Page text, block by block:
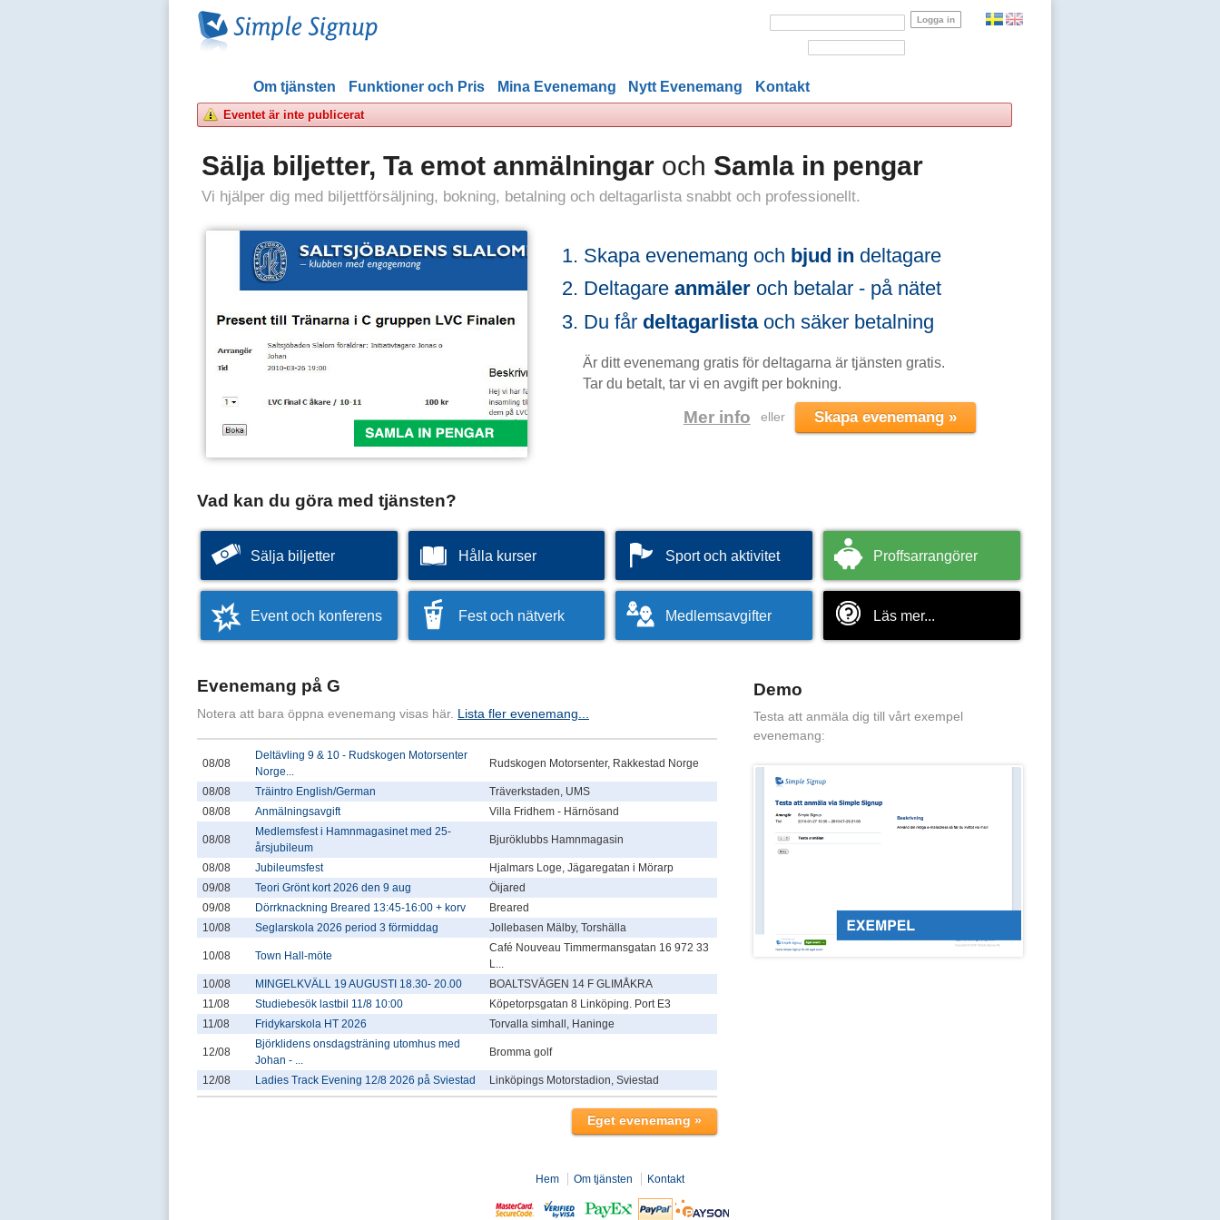
Om tjänsten Funktioner och Pris Mina Evenemang Nytt Evenemang Kontakt
Eventet är inte publicerat
Sälja biljetter, Ta emot anmälningar och Samla in pengar
Vi hjälper dig med biljettförsäljning, bokning, betalning och deltagarlista snabbt och professionellt.
Skapa evenemang och bjud in deltagare
Deltagare anmäleroch betalar - på nätet
Du får deltagarlistaoch säker betalning
Är ditt evenemang gratis för deltagarna är tjänsten gratis.
Tar du betalt, tar vi en avgift per bokning.
Mer info eller
Vad kan du göra med tjänsten?
Sälja biljetter Hålla kurser Sport och aktivitet Proffsarrangörer
Event och konferens Fest och nätverk Medlemsavgifter Läs mer...
Evenemang på G
Notera att bara öppna evenemang visas här. Lista fler evenemang...
08/08
Deltävling 9 & 10 - Rudskogen Motorsenter
Norge...
Rudskogen Motorsenter, Rakkestad Norge
08/08 Träintro English/German
Träverkstaden, UMS
08/08
Anmälningsavgift Villa Fridhem - Härnösand
08/08
Medlemsfest i Hamnmagasinet med 25-
årsjubileum
Bjuröklubbs Hamnmagasin
08/08 Jubileumsfest
Hjalmars Loge, Jägaregatan i Mörarp
09/08
Teori Grönt kort 2026 den 9 aug
Öijared
09/08
Dörrknackning Breared 13:45-16:00 + korv
Breared
10/08
Seglarskola 2026 period 3 förmiddag Jollebasen Mälby, Torshälla
10/08 Town Hall-möte
Café Nouveau Timmermansgatan 16 972 33
L...
10/08
MINGELKVÄLL 19 AUGUSTI 18.30- 20.00
BOALTSVÄGEN 14 F GLIMÅKRA
11/08
Studiebesök lastbil 11/8 10:00
Köpetorpsgatan 8 Linköping. Port E3
11/08
Fridykarskola HT 2026 Torvalla simhall, Haninge
12/08
Björklidens onsdagsträning utomhus med
Johan - ...
Bromma golf
12/08 Ladies Track Evening 12/8 2026 på Sviestad Linköpings Motorstadion, Sviestad
Demo
Testa att anmäla dig till vårt exempel
evenemang:
Hem Om tjänsten Kontakt